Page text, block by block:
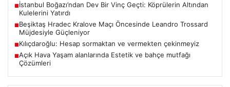
■İstanbul Boğazı’ndan Dev Bir Vinç Geçti: Köprülerin Altından
Kulelerini Yatırdı
■Beşiktaş Hradec Kralove Maçı Öncesinde Leandro Trossard
Müjdesiyle Güçleniyor
■Kılıçdaroğlu: Hesap sormaktan ve vermekten çekinmeyiz
■Açık Hava Yaşam alanlarında Estetik ve bahçe mutfağı
Çözümleri